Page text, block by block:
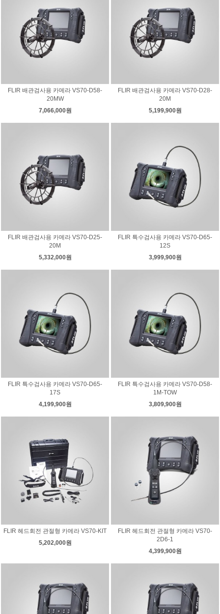
FLIR 배관검사용 카메라 VS70-D58-
20MW
7,066,000원
FLIR 배관검사용 카메라 VS70-D28-
20M
5,199,900원
FLIR 배관검사용 카메라 VS70-D25-
20M
5,332,000원
FLIR 특수검사용 카메라 VS70-D65-
12S
3,999,900원
FLIR 특수검사용 카메라 VS70-D65-
17S
4,199,900원
FLIR 특수검사용 카메라 VS70-D58-
1M-TOW
3,809,900원
FLIR 헤드회전 관절형 카메라 VS70-KIT
5,202,000원
FLIR 헤드회전 관절형 카메라 VS70-
2D6-1
4,399,900원